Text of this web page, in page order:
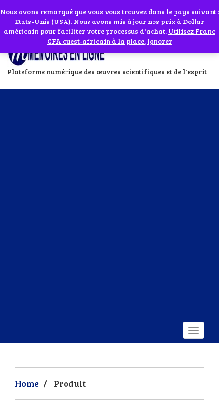
Abonnes toi à notre chaîne WhatsApp en cliquant sur l'icône en face
Plateforme numérique des œuvres scientifiques et de l'esprit
Home / Produit
Si vous avez besoin d'assistance Contactez-nous par WhatsApp au
+229 01 95 33 60 26Ignorer
Nous avons remarqué que vous vous trouvez dans le pays suivant :
Etats-Unis (USA). Nous avons mis à jour nos prix à Dollar
américain pour faciliter votre processus d'achat. Utilisez Franc
CFA ouest-africain à la place. Ignorer